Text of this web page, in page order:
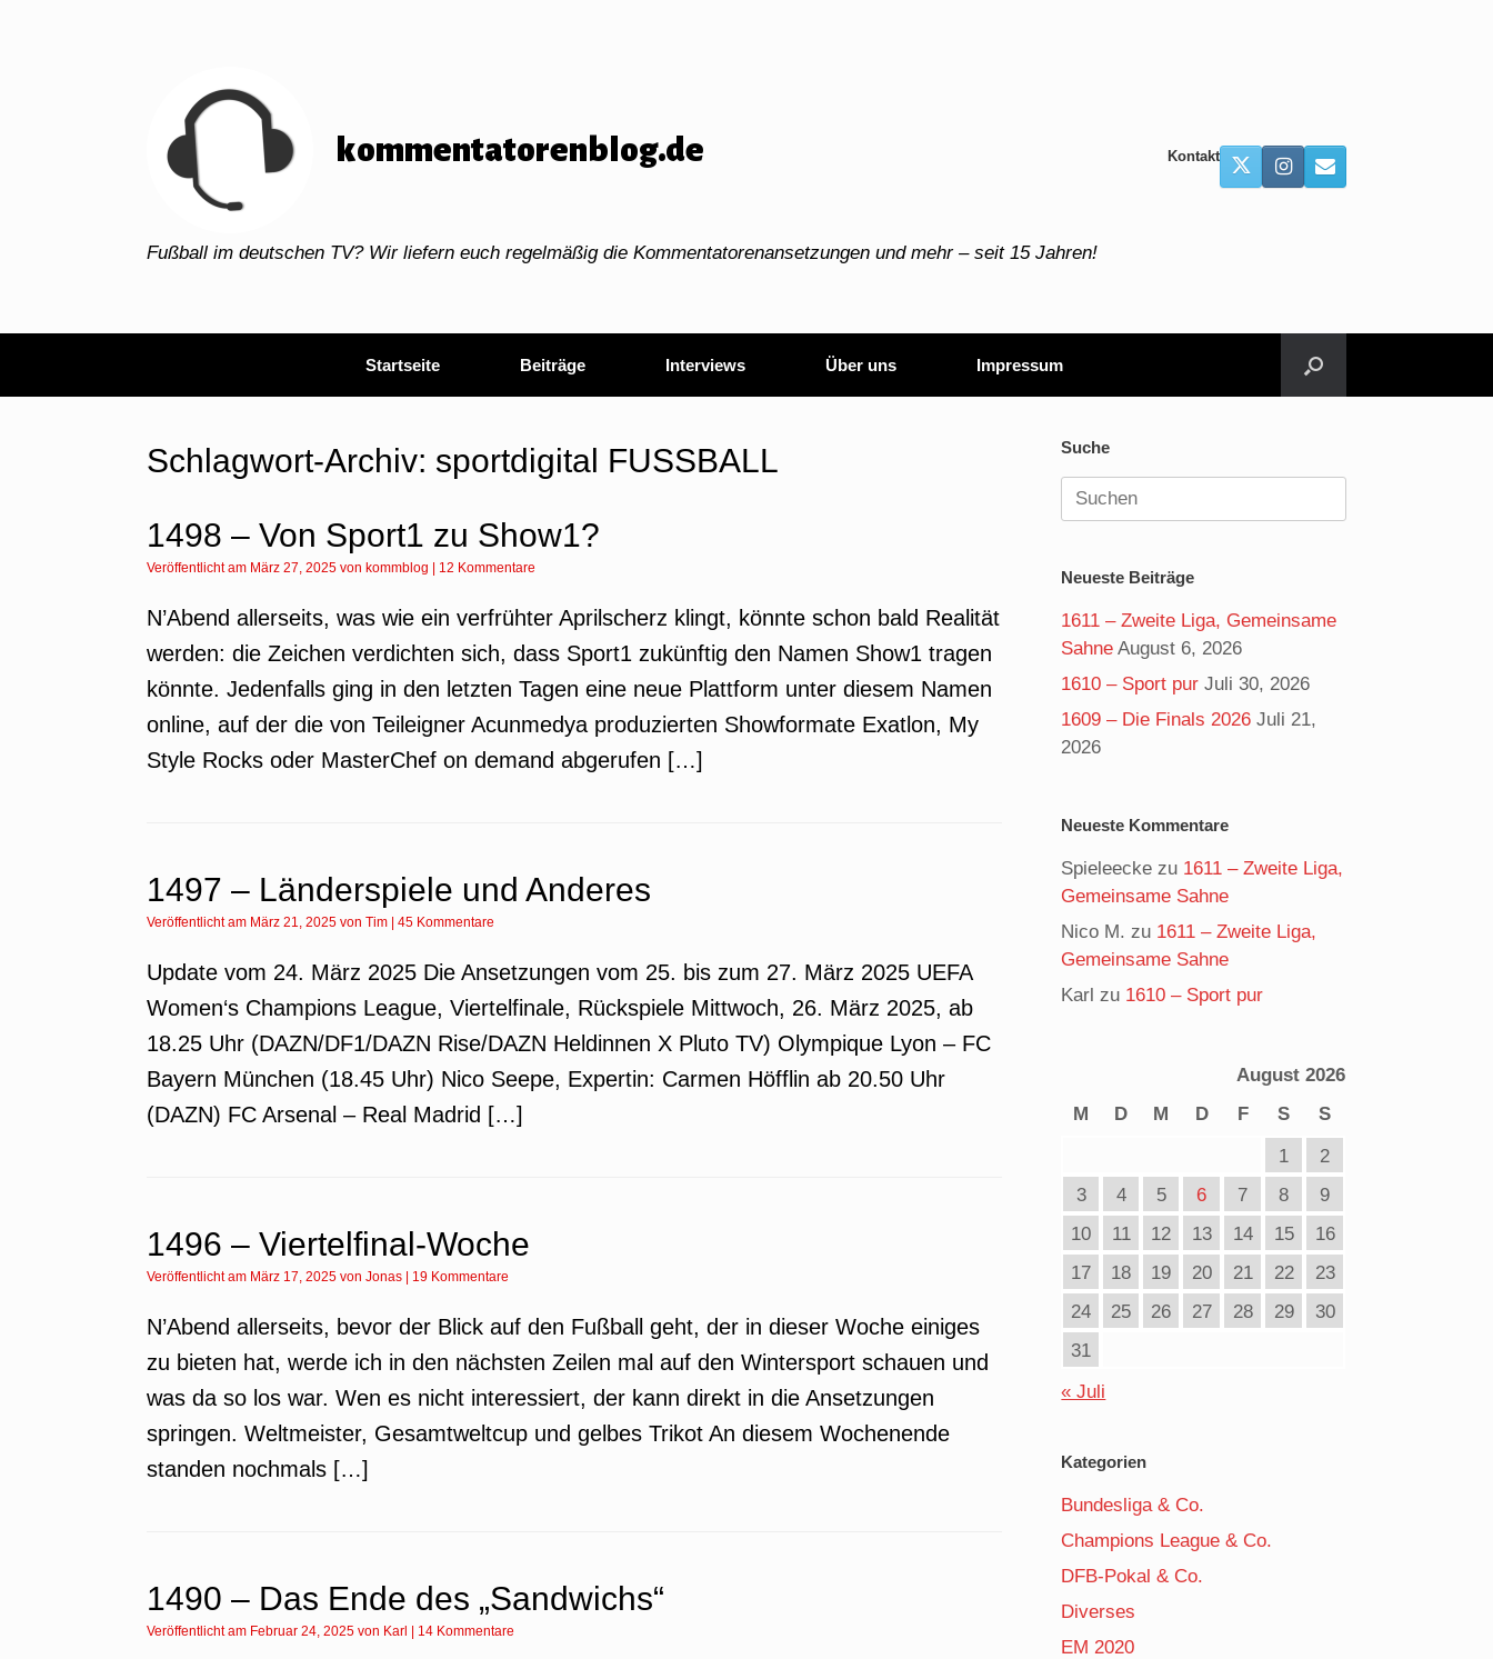
kommentatorenblog.de
Fußball im deutschen TV? Wir liefern euch regelmäßig die Kommentatorenansetzungen und mehr – seit 15 Jahren!
Kontakt
Startseite Beiträge Interviews Über uns Impressum
Schlagwort-Archiv: sportdigital FUSSBALL
1498 – Von Sport1 zu Show1?
Veröffentlicht am März 27, 2025 von kommblog 12 Kommentare
N’Abend allerseits, was wie ein verfrühter Aprilscherz klingt, könnte schon bald Realität
werden: die Zeichen verdichten sich, dass Sport1 zukünftig den Namen Show1 tragen
könnte. Jedenfalls ging in den letzten Tagen eine neue Plattform unter diesem Namen
online, auf der die von Teileigner Acunmedya produzierten Showformate Exatlon, My
Style Rocks oder MasterChef on demand abgerufen […]
1497 – Länderspiele und Anderes
Veröffentlicht am März 21, 2025 von Tim 45 Kommentare
Update vom 24. März 2025 Die Ansetzungen vom 25. bis zum 27. März 2025 UEFA
Women‘s Champions League, Viertelfinale, Rückspiele Mittwoch, 26. März 2025, ab
18.25 Uhr (DAZN/DF1/DAZN Rise/DAZN Heldinnen X Pluto TV) Olympique Lyon – FC
Bayern München (18.45 Uhr) Nico Seepe, Expertin: Carmen Höfflin ab 20.50 Uhr
(DAZN) FC Arsenal – Real Madrid […]
1496 – Viertelfinal-Woche
Veröffentlicht am März 17, 2025 von Jonas 19 Kommentare
N’Abend allerseits, bevor der Blick auf den Fußball geht, der in dieser Woche einiges
zu bieten hat, werde ich in den nächsten Zeilen mal auf den Wintersport schauen und
was da so los war. Wen es nicht interessiert, der kann direkt in die Ansetzungen
springen. Weltmeister, Gesamtweltcup und gelbes Trikot An diesem Wochenende
standen nochmals […]
1490 – Das Ende des „Sandwichs“
Veröffentlicht am Februar 24, 2025 von Karl 14 Kommentare
Suche
Suchen
nach:
Neueste Beiträge
1611 – Zweite Liga, Gemeinsame
Sahne August 6, 2026
1610 – Sport pur Juli 30, 2026
1609 – Die Finals 2026 Juli 21,
2026
Neueste Kommentare
Spieleecke zu 1611 – Zweite Liga,
Gemeinsame Sahne
Nico M. zu 1611 – Zweite Liga,
Gemeinsame Sahne
Karl zu 1610 – Sport pur
August 2026
M
D M D F S
S
1
2
3
4 5 6 7 8
9
10
11 12 13 14 15
16
17
18 19 20 21 22
23
24
25 26 27 28 29
30
31
« Juli
Kategorien
Bundesliga & Co.
Champions League & Co.
DFB-Pokal & Co.
Diverses
EM 2020